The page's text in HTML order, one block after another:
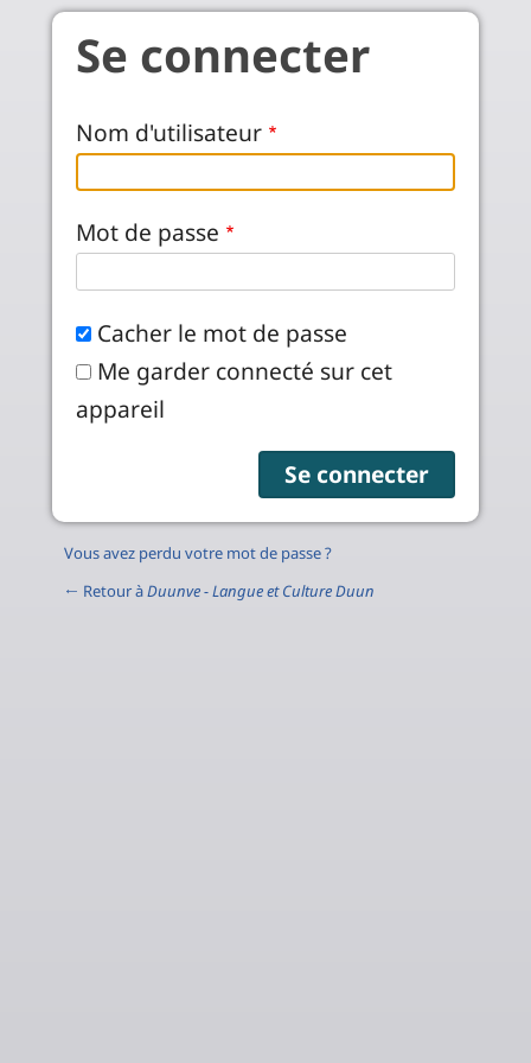
Aller au contenu principal
Se connecter
Nom d'utilisateur
Mot de passe
Cacher le mot de passe
Me garder connecté sur cet
appareil
Vous avez perdu votre mot de passe ?
← Retour àDuunve - Langue et Culture Duun